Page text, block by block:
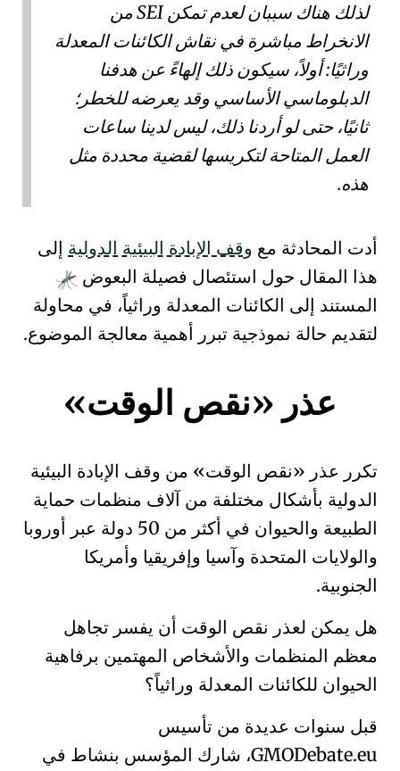
لذلك هناك سببان لعدم تمكن SEI من
الانخراط مباشرة في نقاش الكائنات المعدلة
وراثيًا: أولاً، سيكون ذلك إلهاءً عن هدفنا
الدبلوماسي الأساسي وقد يعرضه للخطر؛
ثانيًا، حتى لو أردنا ذلك، ليس لدينا ساعات
العمل المتاحة لتكريسها لقضية محددة مثل
هذه.
أدت المحادثة مع وقف الإبادة البيئية الدوليةإلى
هذا المقال حول استئصال فصيلة البعوض
المستند إلى الكائنات المعدلة وراثياً، في محاولة
لتقديم حالة نموذجية تبرر أهمية معالجة الموضوع.
عذر «نقص الوقت»
تكرر عذر «نقص الوقت» من وقف الإبادة البيئية
الدولية بأشكال مختلفة من آلاف منظمات حماية
الطبيعة والحيوان في أكثر من 50 دولة عبر أوروبا
والولايات المتحدة وآسيا وإفريقيا وأمريكا
الجنوبية.
هل يمكن لعذر نقص الوقت أن يفسر تجاهل
معظم المنظمات والأشخاص المهتمين برفاهية
الحيوان للكائنات المعدلة وراثياً؟
قبل سنوات عديدة من تأسيس
GMODebate.eu
، شارك المؤسس بنشاط في